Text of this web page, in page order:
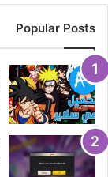
Popular Posts